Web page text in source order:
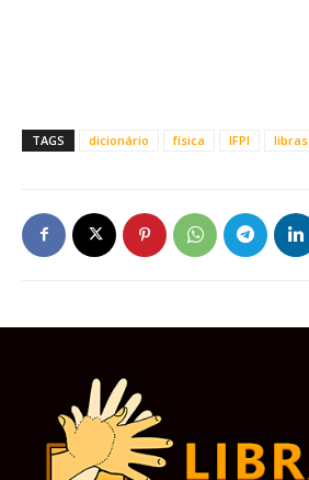
TAGS dicionário física IFPI libras